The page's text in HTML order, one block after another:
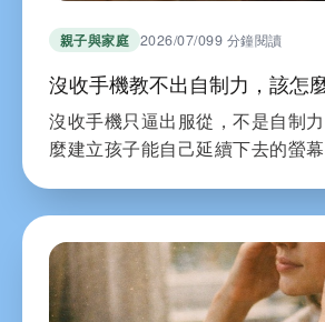
親子與家庭 2026/07/099 分鐘閱讀
沒收手機教不出自制力，該怎
沒收手機只逼出服從，不是自制
麼建立孩子能自己延續下去的螢幕